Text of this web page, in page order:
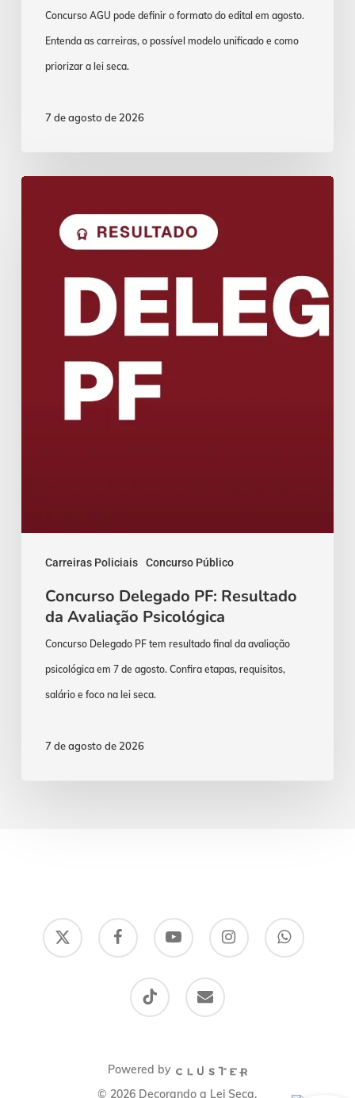
Concurso AGU pode definir o formato do edital em agosto.
Entenda as carreiras, o possível modelo unificado e como
priorizar a lei seca.
7 de agosto de 2026
Carreiras Policiais Concurso Público
Delegado
Psicológica
Concurso Delegado PF: Resultado
da Avaliação Psicológica
Concurso Delegado PF tem resultado final da avaliação
psicológica em 7 de agosto. Confira etapas, requisitos,
salário e foco na lei seca.
7 de agosto de 2026
x-
twitter
facebook youtube instagram whatsapp
tiktok email
Powered by
© 2026 Decorando a Lei Seca.